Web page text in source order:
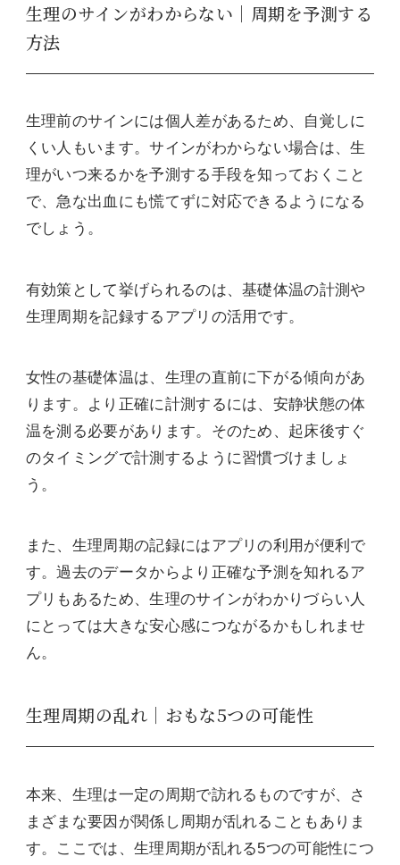
生理のサインがわからない｜周期を予測する
方法
生理前のサインには個人差があるため、自覚しに
くい人もいます。サインがわからない場合は、生
理がいつ来るかを予測する手段を知っておくこと
で、急な出血にも慌てずに対応できるようになる
でしょう。
有効策として挙げられるのは、基礎体温の計測や
生理周期を記録するアプリの活用です。
女性の基礎体温は、生理の直前に下がる傾向があ
ります。より正確に計測するには、安静状態の体
温を測る必要があります。そのため、起床後すぐ
のタイミングで計測するように習慣づけましょ
う。
また、生理周期の記録にはアプリの利用が便利で
す。過去のデータからより正確な予測を知れるア
プリもあるため、生理のサインがわかりづらい人
にとっては大きな安心感につながるかもしれませ
ん。
生理周期の乱れ｜おもな5つの可能性
本来、生理は一定の周期で訪れるものですが、さ
まざまな要因が関係し周期が乱れることもありま
す。ここでは、生理周期が乱れる5つの可能性につ